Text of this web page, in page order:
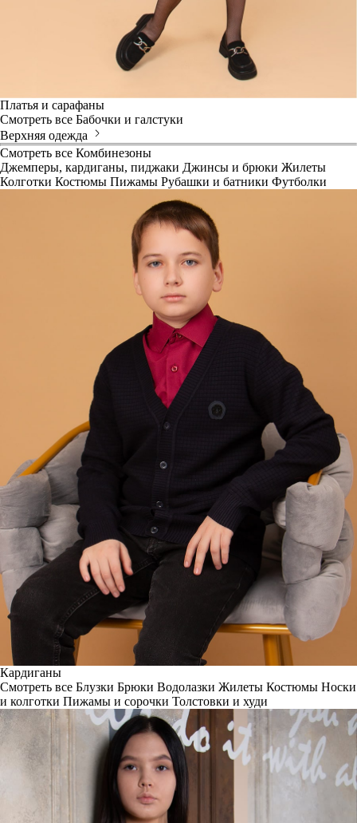
Платья и сарафаны
Смотреть все Бабочки и галстуки
Верхняя одежда
Смотреть все Комбинезоны
Джемперы, кардиганы, пиджаки Джинсы и брюки Жилеты
Колготки Костюмы Пижамы Рубашки и батники Футболки
Кардиганы
Смотреть все Блузки Брюки Водолазки Жилеты Костюмы Носки
и колготки Пижамы и сорочки Толстовки и худи